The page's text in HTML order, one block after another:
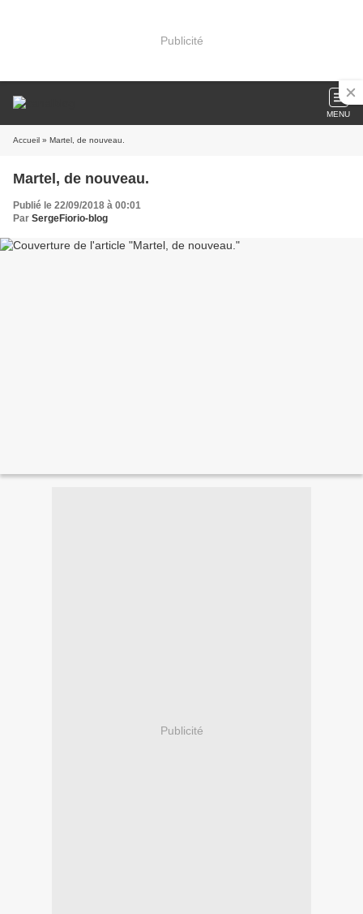
Publicité
MENU
Accueil » Martel, de nouveau.
Martel, de nouveau.
Publié le 22/09/2018 à 00:01
Par SergeFiorio-blog
Publicité